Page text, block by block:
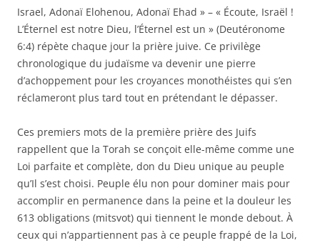
Israel, Adonaï Elohenou, Adonaï Ehad » – « Écoute, Israël !
L’Éternel est notre Dieu, l’Éternel est un » (Deutéronome
6:4) répète chaque jour la prière juive. Ce privilège
chronologique du judaïsme va devenir une pierre
d’achoppement pour les croyances monothéistes qui s’en
réclameront plus tard tout en prétendant le dépasser.
Ces premiers mots de la première prière des Juifs
rappellent que la Torah se conçoit elle-même comme une
Loi parfaite et complète, don du Dieu unique au peuple
qu’Il s’est choisi. Peuple élu non pour dominer mais pour
accomplir en permanence dans la peine et la douleur les
613 obligations (mitsvot) qui tiennent le monde debout. À
ceux qui n’appartiennent pas à ce peuple frappé de la Loi,